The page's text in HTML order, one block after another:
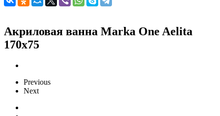
Акриловая ванна Marka One Aelita
170х75
Previous
Next